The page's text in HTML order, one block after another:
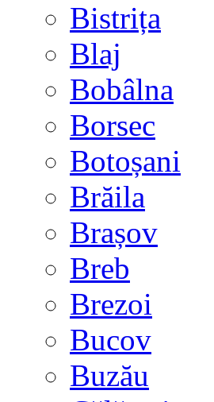
Bistrița
Blaj
Bobâlna
Borsec
Botoșani
Brăila
Brașov
Breb
Brezoi
Bucov
Buzău